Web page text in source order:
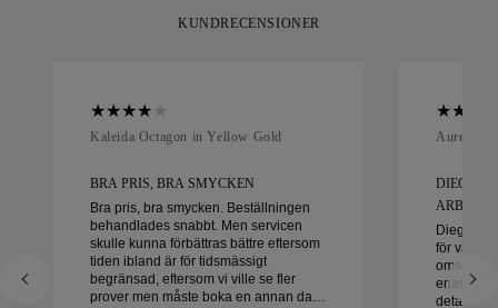
KUNDRECENSIONER
Kaleida Octagon in Yellow Gold
BRA PRIS, BRA SMYCKEN
Bra pris, bra smycken. Beställningen
behandlades snabbt. Men servicen
skulle kunna förbättras bättre eftersom
tiden ibland är för tidsmässigt
begränsad, eftersom vi ville se fler
prover men måste boka en annan dag.
Aurelle in
DIEGO
ARBETA
Diego
för våra
omsorg
detalj